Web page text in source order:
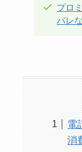
プロ
バレ
電
消